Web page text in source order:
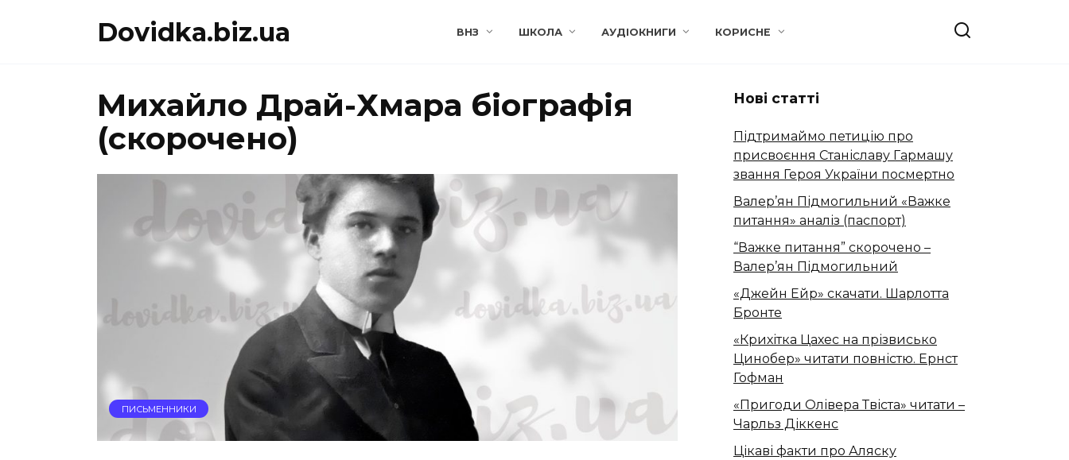
Dovidka.biz.ua ВНЗ ШКОЛА АУДІОКНИГИ КОРИСНЕ
Михайло Драй-Хмара біографія
(скорочено)
ПИСЬМЕННИКИ
Нові статті
Підтримаймо петицію про
присвоєння Станіславу Гармашу
звання Героя України посмертно
Валер’ян Підмогильний «Важке
питання» аналіз (паспорт)
“Важке питання” скорочено –
Валер’ян Підмогильний
«Джейн Ейр» скачати. Шарлотта
Бронте
«Крихітка Цахес на прізвисько
Цинобер» читати повністю. Ернст
Гофман
«Пригоди Олівера Твіста» читати –
Чарльз Діккенс
Цікаві факти про Аляску